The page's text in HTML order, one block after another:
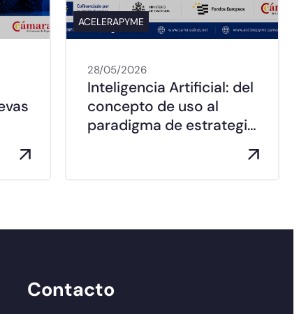
ACELERAPYME
28/05/2026
Inteligencia Artificial: del
concepto de uso al
paradigma de estrategi…
Contacto